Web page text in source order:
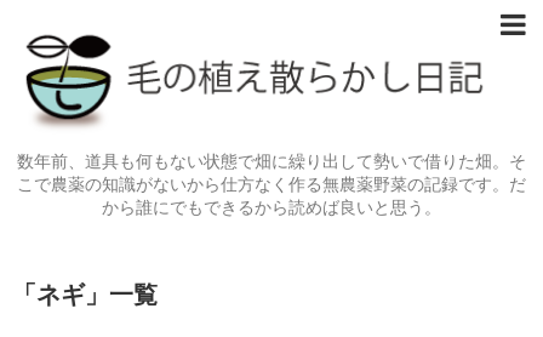
数年前、道具も何もない状態で畑に繰り出して勢いで借りた畑。そ
こで農薬の知識がないから仕方なく作る無農薬野菜の記録です。だ
から誰にでもできるから読めば良いと思う。
「 ネギ」 一覧